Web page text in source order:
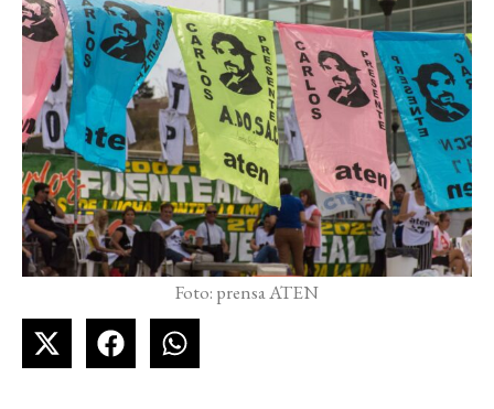
Foto: prensa ATEN